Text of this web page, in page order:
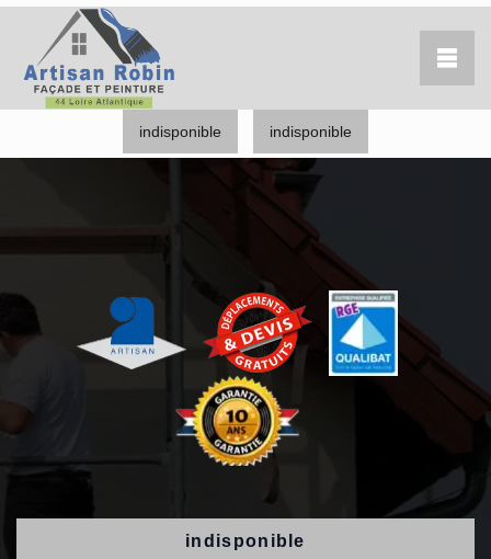
indisponible indisponible
indisponible